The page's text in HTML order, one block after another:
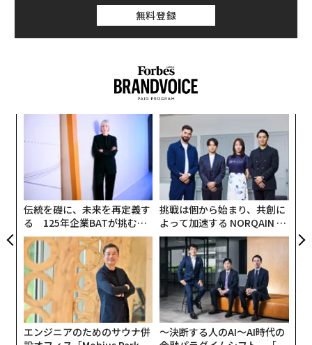
さらに、スポーツベッティングの収益は、前年比72.7％
に達した。米国人が年間を通じてスポーツイベントに投
じた掛け金の総額は932億ドル（約12兆5000億円）に達
した。
無料登録
伝統を礎に、未来を再定義す
る 125年企業BATが挑むス
モークレスな未来
挑戦は個から始まり、共創に
よって加速する NORQAIN JA
PAN 特別座談会
エンジニアのためのサウナ併
〜決断する人のAI〜AI時代の